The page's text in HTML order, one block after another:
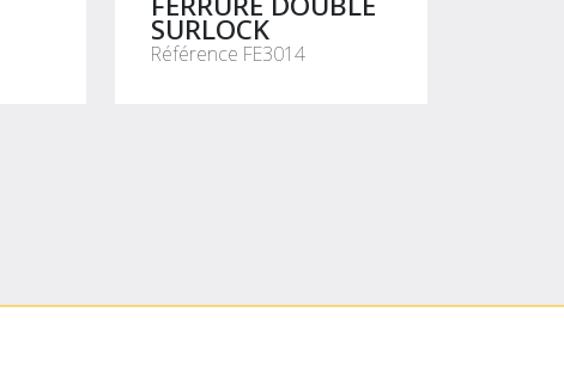
SURLOCK
Référence FE3014